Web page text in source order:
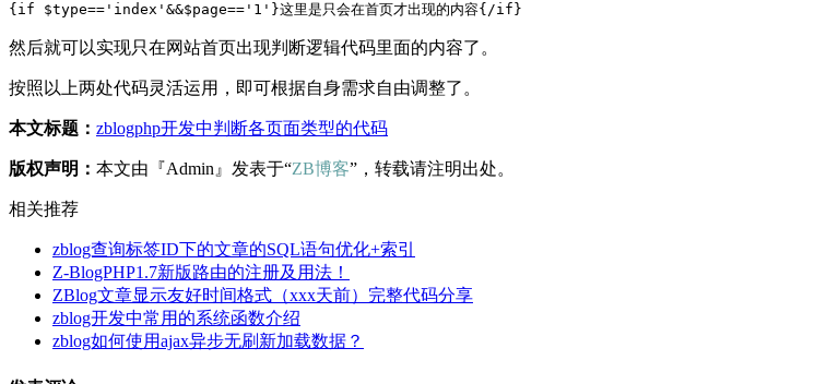
{if $type=='index'&&$page=='1'}这里是只会在首页才出现的内容{/if}
然后就可以实现只在网站首页出现判断逻辑代码里面的内容了。
按照以上两处代码灵活运用，即可根据自身需求自由调整了。
本文标题： zblogphp开发中判断各页面类型的代码
版权声明： 本文由『Admin』发表于“ZB博客”，转载请注明出处。
相关推荐
zblog查询标签ID下的文章的SQL语句优化+索引
Z-BlogPHP1.7新版路由的注册及用法！
ZBlog文章显示友好时间格式（xxx天前）完整代码分享
zblog开发中常用的系统函数介绍
zblog如何使用ajax异步无刷新加载数据？